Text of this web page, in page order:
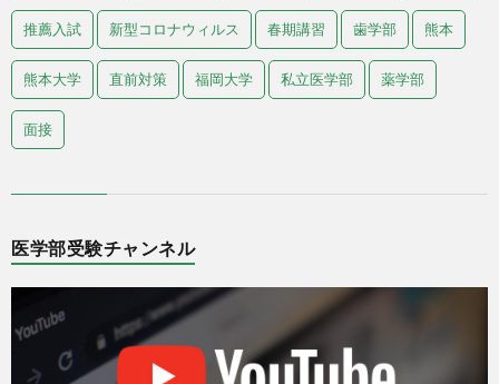
推薦入試 新型コロナウィルス 春期講習 歯学部 熊本
熊本大学 直前対策 福岡大学 私立医学部 薬学部
面接
医学部受験チャンネル